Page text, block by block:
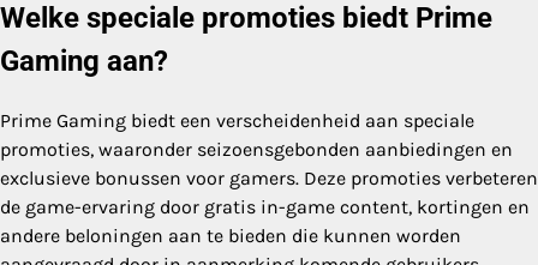
Welke speciale promoties biedt Prime
Gaming aan?
Prime Gaming biedt een verscheidenheid aan speciale
promoties, waaronder seizoensgebonden aanbiedingen en
exclusieve bonussen voor gamers. Deze promoties verbeteren
de game-ervaring door gratis in-game content, kortingen en
andere beloningen aan te bieden die kunnen worden